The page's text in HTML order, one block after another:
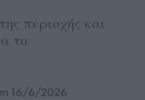
περιοχής και
το
16/6/2026